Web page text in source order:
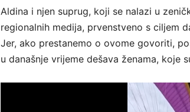
Aldina i njen suprug, koji se nalazi u
regionalnih medija, prvenstveno s ciljem
Jer, ako prestanemo o ovome govoriti,
u današnje vrijeme dešava ženama, koje